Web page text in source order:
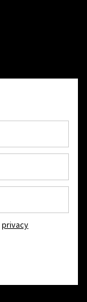
privacy